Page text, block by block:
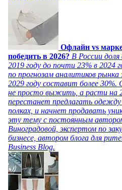
Офлайн vs
победить в 2026? В России доля
2019 году до почти 23% в 2024
по прогнозам аналитиков
2029 году составит более
не просто выжить, а расти на
перестанет предлагать одежду
полках, и начнет продавать
эту тему с постоянным
Виноградовой, экспертом по
бизнесе, автором блога для
Business Blog.